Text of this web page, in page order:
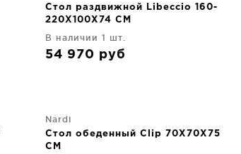
Стол раздвижной Libeccio 160-
220X100X74 CM
В наличии 1 шт.
54 970 руб
Nardi
Стол обеденный Clip 70X70X75
CM